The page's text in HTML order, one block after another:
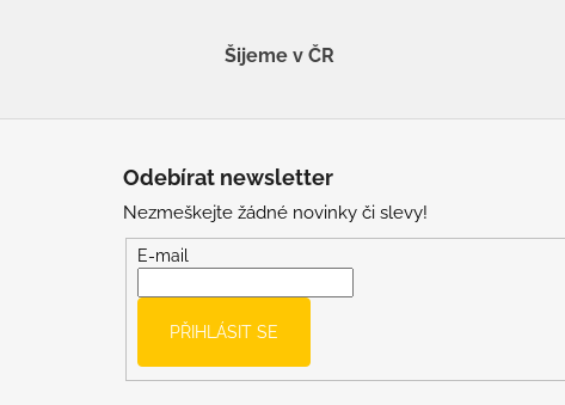
Šijeme v ČR
Odebírat newsletter
Nezmeškejte žádné novinky či slevy!
E-mail
PŘIHLÁSIT SE